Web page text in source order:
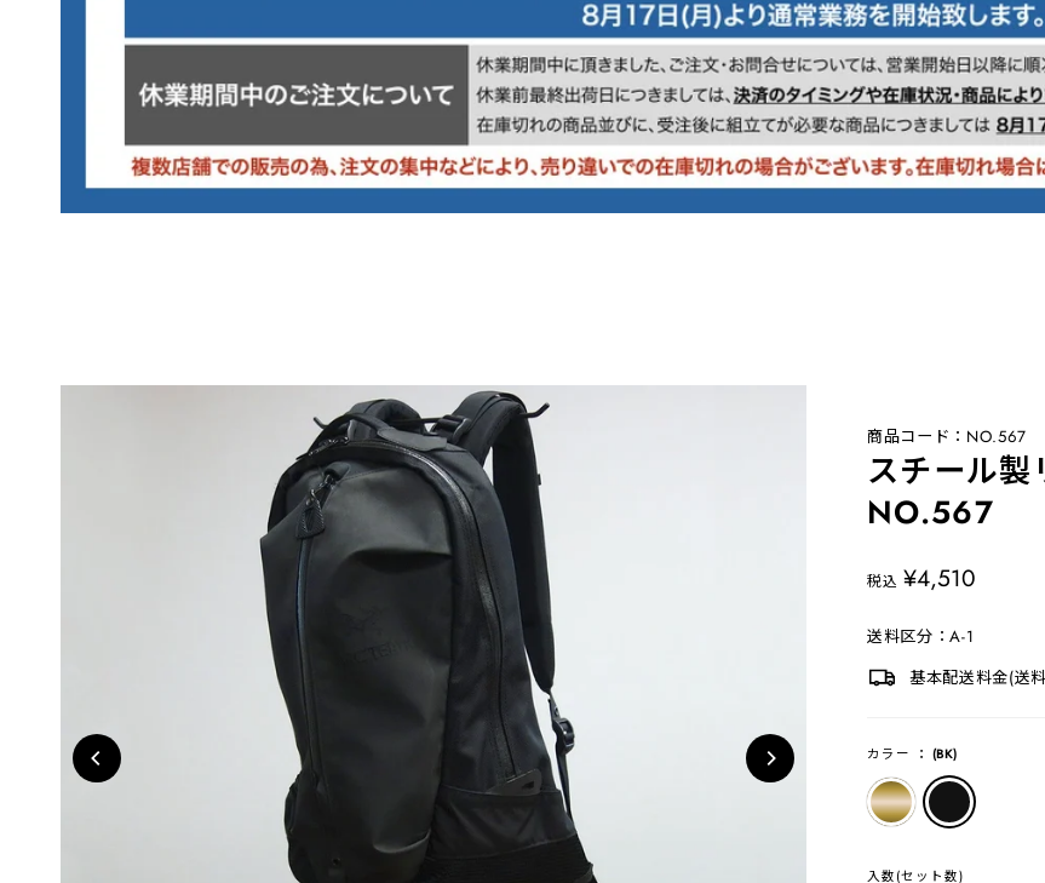
商品コード：NO.567
スチール製
NO.567
税込 定
¥4,510
送料区分：A-1
基本配送料金(送
カラー ：(BK)
入数(セット数)